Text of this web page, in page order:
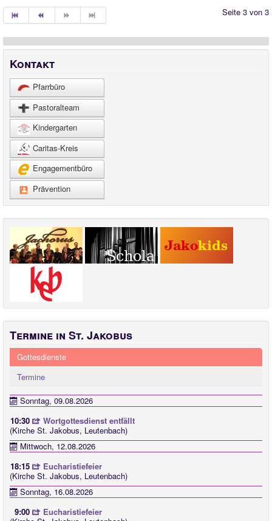
Kindergarten
Seite 3 von 3
Kontakt
Pfarrbüro
Pastoralteam
Kindergarten
Caritas-Kreis
Engagementbüro
Prävention
Termine in St. Jakobus
Gottesdienste
Termine
Sonntag, 09.08.2026
10:30
Wortgottesdienst entfällt
(Kirche St. Jakobus, Leutenbach)
Mittwoch, 12.08.2026
18:15
Eucharistiefeier
(Kirche St. Jakobus, Leutenbach)
Sonntag, 16.08.2026
9:00
Eucharistiefeier